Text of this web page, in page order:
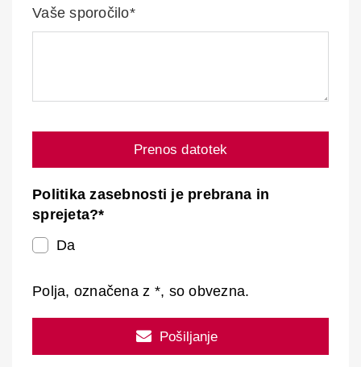
Vaše sporočilo*
Prenos datotek
Politika zasebnosti je prebrana in
sprejeta?*
Da
Polja, označena z *, so obvezna.
Pošiljanje